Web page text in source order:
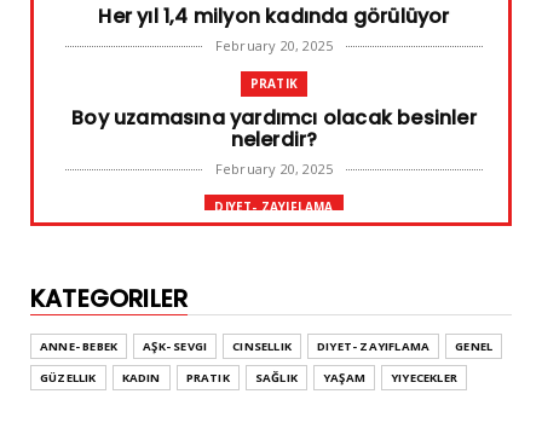
Her yıl 1,4 milyon kadında görülüyor
February 20, 2025
PRATIK
Boy uzamasına yardımcı olacak besinler
nelerdir?
February 20, 2025
DIYET- ZAYIFLAMA
Leke ve çatlak tedavisinde radyofrekans
yöntemi
February 02, 2025
KATEGORILER
ANNE- BEBEK AŞK- SEVGI CINSELLIK DIYET- ZAYIFLAMA
GENEL
GÜZELLIK
KADIN PRATIK SAĞLIK YAŞAM YIYECEKLER